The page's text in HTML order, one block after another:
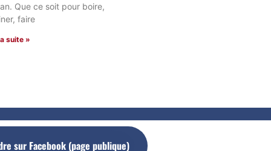
Que ce soit pour boire,
faire
suite »
sur Facebook (page publique)